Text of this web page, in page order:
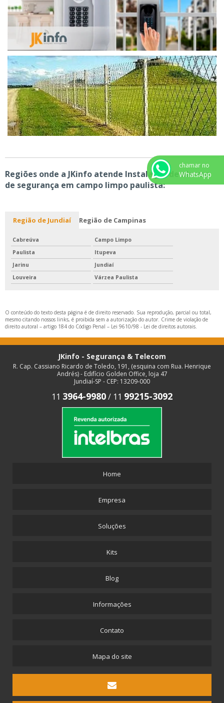
Regiões onde a JKinfo atende Instalação de alarme
de segurança em campo limpo paulista:
Região de Jundiaí Região de Campinas
Cabreúva
Campo Limpo
Paulista
Itupeva
Jarinu
Jundiaí
Louveira
Várzea Paulista
O conteúdo do texto desta página é de direito reservado. Sua reprodução, parcial ou total,
mesmo citando nossos links, é proibida sem a autorização do autor. Crime de violação de
direito autoral – artigo 184 do Código Penal – Lei 9610/98 - Lei de direitos autorais
JKinfo - Segurança & Telecom
R. Cap. Cassiano Ricardo de Toledo, 191, (esquina com Rua. Henrique
Andrés) - Edifício Golden Office, loja 47
Jundiaí-SP - CEP: 13209-000
11 3964-9980/ 11 99215-3092
Home
Empresa
Soluções
Kits
Blog
Informações
Contato
Mapa do site
chamar no
WhatsApp